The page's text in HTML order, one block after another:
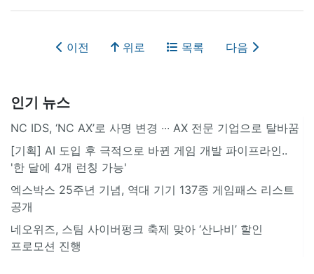
이전 위로 목록 다음
인기 뉴스
NC IDS, ‘NC AX’로 사명 변경 ∙∙∙ AX 전문 기업으로 탈바꿈
[기획] AI 도입 후 극적으로 바뀐 게임 개발 파이프라인..
'한 달에 4개 런칭 가능'
엑스박스 25주년 기념, 역대 기기 137종 게임패스 리스트
공개
네오위즈, 스팀 사이버펑크 축제 맞아 ‘산나비’ 할인
프로모션 진행